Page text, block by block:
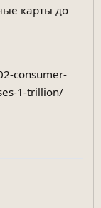
карты до
consumer-
1-trillion/